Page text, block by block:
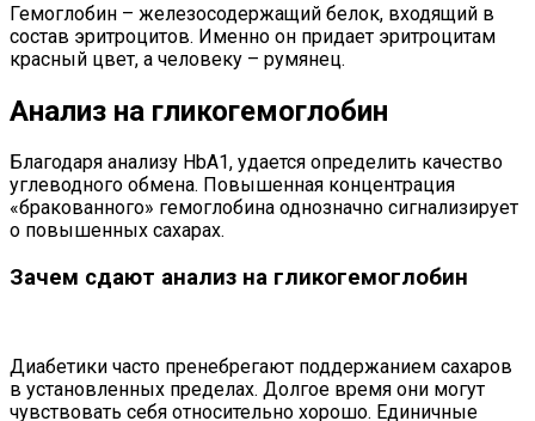
Гемоглобин – железосодержащий белок, входящий в
состав эритроцитов. Именно он придает эритроцитам
красный цвет, а человеку – румянец.
Анализ на гликогемоглобин
Благодаря анализу HbA1, удается определить качество
углеводного обмена. Повышенная концентрация
«бракованного» гемоглобина однозначно сигнализирует
о повышенных сахарах.
Зачем сдают анализ на гликогемоглобин
Диабетики часто пренебрегают поддержанием сахаров
в установленных пределах. Долгое время они могут
чувствовать себя относительно хорошо. Единичные